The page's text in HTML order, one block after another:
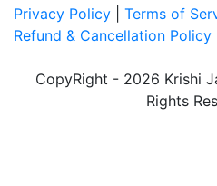
Privacy Policy
Terms of
Refund & Cancellation Policy
CopyRight - 2026 Krishi
Rights